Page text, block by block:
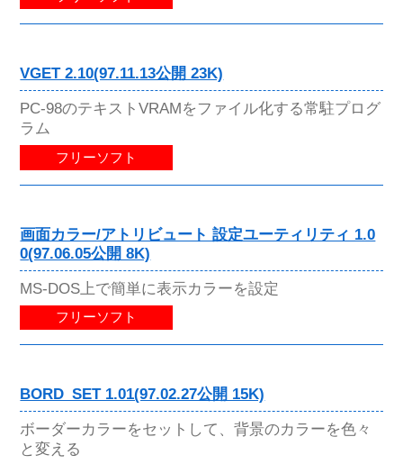
VGET 2.10(97.11.13公開 23K)
PC-98のテキストVRAMをファイル化する常駐プログ
ラム
フリーソフト
画面カラー/アトリビュート 設定ユーティリティ 1.0
0(97.06.05公開 8K)
MS-DOS上で簡単に表示カラーを設定
フリーソフト
BORD_SET 1.01(97.02.27公開 15K)
ボーダーカラーをセットして、背景のカラーを色々
と変える